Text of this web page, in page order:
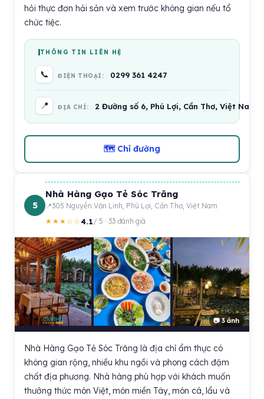
hỏi thực đơn hải sản và xem trước không gian nếu tổ
chức tiệc.
THÔNG TIN LIÊN HỆ
📞 ĐIỆN THOẠI: 0299 361 4247
📍 ĐỊA CHỈ: 2 Đường số 6, Phú Lợi, Cần Thơ, Việt Nam
🗺 Chỉ đường
5
Nhà Hàng Gạo Tẻ Sóc Trăng
305 Nguyễn Văn Linh, Phú Lợi, Cần Thơ, Việt Nam
★★★☆☆4.1/ 5 · 33 đánh giá
📷 3 ảnh
Nhà Hàng Gạo Tẻ Sóc Trăng là địa chỉ ẩm thực có
không gian rộng, nhiều khu ngồi và phong cách đậm
chất địa phương. Nhà hàng phù hợp với khách muốn
thưởng thức món Việt, món miền Tây, món cá, lẩu và